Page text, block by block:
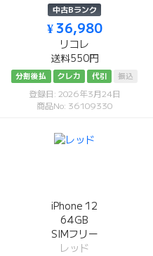
中古Bランク
¥ 36,980
リコレ
送料550円
分割後払 クレカ 代引 振込
登録日: 2026年3月24日
商品No: 36109330
iPhone 12
64GB
SIMフリー
レッド